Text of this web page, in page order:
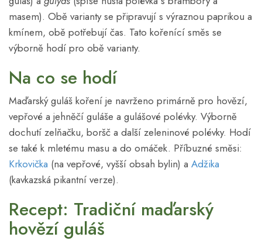
masem). Obě varianty se připravují s výraznou paprikou a
kmínem, obě potřebují čas. Tato kořenící směs se
výborně hodí pro obě varianty.
Na co se hodí
Maďarský guláš koření je navrženo primárně pro hovězí,
vepřové a jehněčí guláše a gulášové polévky. Výborně
dochutí zelňačku, boršč a další zeleninové polévky. Hodí
se také k mletému masu a do omáček. Příbuzné směsi:
Krkovička (na vepřové, vyšší obsah bylin) a Adžika
(kavkazská pikantní verze).
Recept: Tradiční maďarský
hovězí guláš